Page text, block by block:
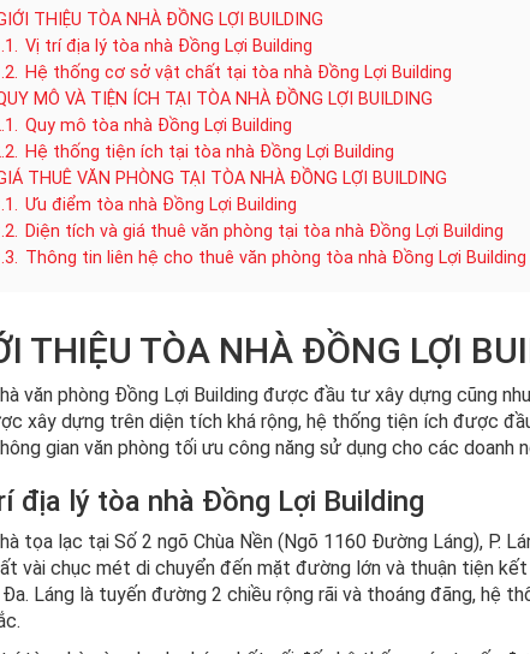
THIỆU TÒA NHÀ ĐỒNG LỢI BUILDING
Vị trí địa lý tòa nhà Đồng Lợi Building
Hệ thống cơ sở vật chất tại tòa nhà Đồng Lợi Building
MÔ VÀ TIỆN ÍCH TẠI TÒA NHÀ ĐỒNG LỢI BUILDING
Quy mô tòa nhà Đồng Lợi Building
Hệ thống tiện ích tại tòa nhà Đồng Lợi Building
THUÊ VĂN PHÒNG TẠI TÒA NHÀ ĐỒNG LỢI BUILDING
Ưu điểm tòa nhà Đồng Lợi Building
Diện tích và giá thuê văn phòng tại tòa nhà Đồng Lợi Building
Thông tin liên hệ cho thuê văn phòng tòa nhà Đồng Lợi Building
THIỆU TÒA NHÀ ĐỒNG LỢI
văn phòng Đồng Lợi Building được đầu tư xây dựng cũng
xây dựng trên diện tích khá rộng, hệ thống tiện ích được
gian văn phòng tối ưu công năng sử dụng cho các doanh
địa lý tòa nhà Đồng Lợi Building
tọa lạc tại Số 2 ngõ Chùa Nền (Ngõ 1160 Đường Láng), P.
vài chục mét di chuyển đến mặt đường lớn và thuận tiện kết
Láng là tuyến đường 2 chiều rộng rãi và thoáng đãng, hệ